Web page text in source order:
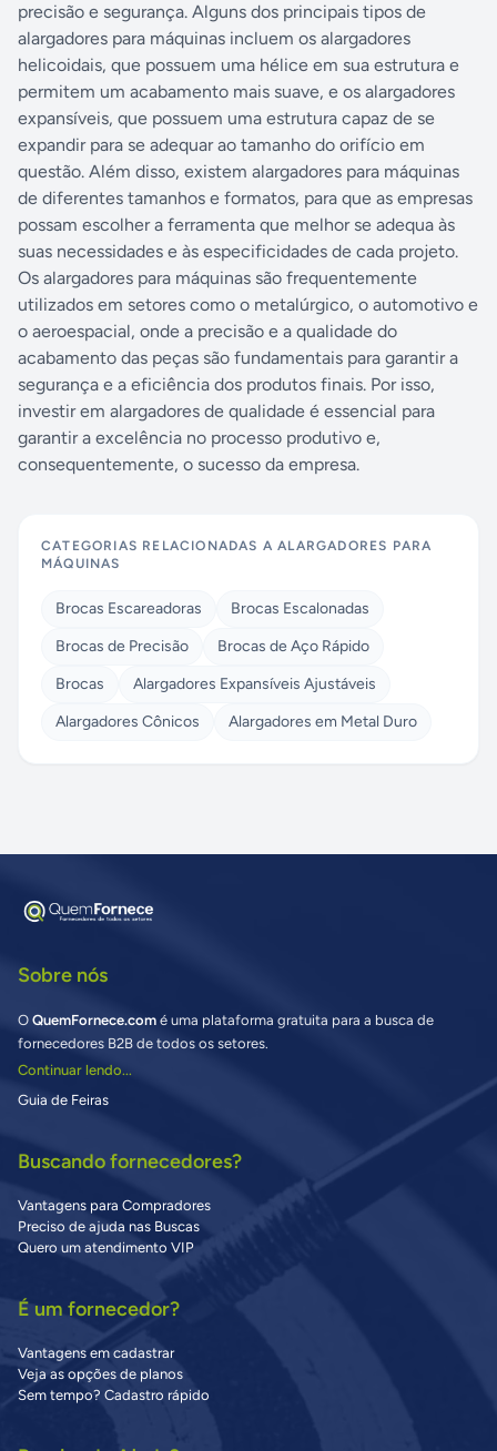
precisão e segurança. Alguns dos principais tipos de
alargadores para máquinas incluem os alargadores
helicoidais, que possuem uma hélice em sua estrutura e
permitem um acabamento mais suave, e os alargadores
expansíveis, que possuem uma estrutura capaz de se
expandir para se adequar ao tamanho do orifício em
questão. Além disso, existem alargadores para máquinas
de diferentes tamanhos e formatos, para que as empresas
possam escolher a ferramenta que melhor se adequa às
suas necessidades e às especificidades de cada projeto.
Os alargadores para máquinas são frequentemente
utilizados em setores como o metalúrgico, o automotivo e
o aeroespacial, onde a precisão e a qualidade do
acabamento das peças são fundamentais para garantir a
segurança e a eficiência dos produtos finais. Por isso,
investir em alargadores de qualidade é essencial para
garantir a excelência no processo produtivo e,
consequentemente, o sucesso da empresa.
CATEGORIAS RELACIONADAS AALARGADORES PARA
MÁQUINAS
Brocas Escareadoras
Brocas Escalonadas
Brocas de Precisão
Brocas de Aço Rápido
Brocas
Alargadores Expansíveis Ajustáveis
Alargadores Cônicos
Alargadores em Metal Duro
Sobre nós
O QuemFornece.com é uma plataforma gratuita para a busca de
fornecedores B2B de todos os setores.
Continuar lendo...
Guia de Feiras
Buscando fornecedores?
Vantagens para Compradores
Preciso de ajuda nas Buscas
Quero um atendimento VIP
É um fornecedor?
Vantagens em cadastrar
Veja as opções de planos
Sem tempo? Cadastro rápido